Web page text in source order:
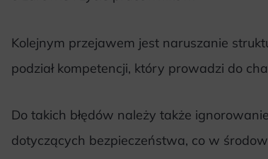
Kolejnym przejawem jest naruszanie
podział kompetencji, który prowadzi do
Do takich błędów należy także
dotyczących bezpieczeństwa, co w